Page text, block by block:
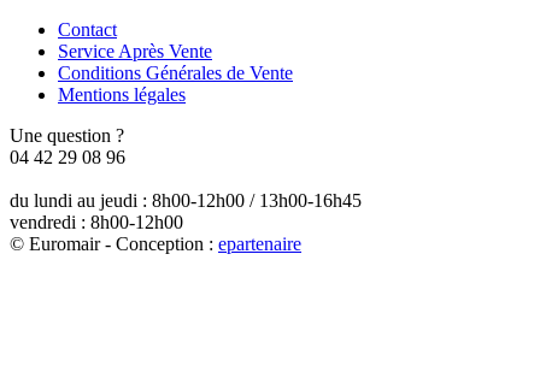
Contact
Service Après Vente
Conditions Générales de Vente
Mentions légales
Une question ?
04 42 29 08 96
du lundi au jeudi : 8h00-12h00 / 13h00-16h45
vendredi : 8h00-12h00
© Euromair - Conception : epartenaire